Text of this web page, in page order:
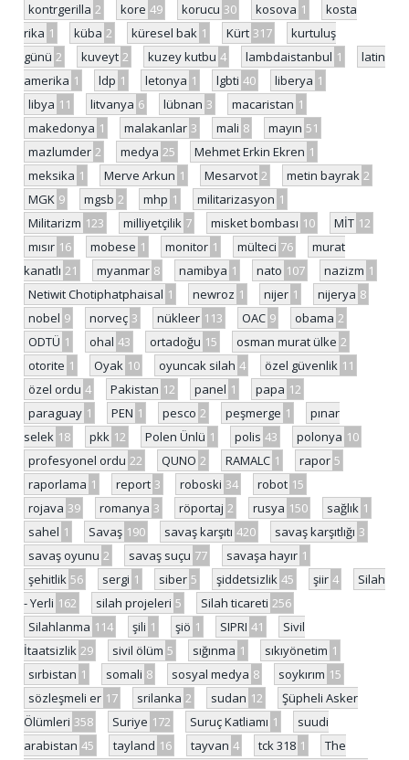
kontrgerilla 2 kore 49 korucu 30 kosova 1
kosta
rika 1 küba 2 küresel bak 1 Kürt 317
kurtuluş
günü 2 kuveyt 2 kuzey kutbu 4 lambdaistanbul 1
latin
amerika 1 ldp 1 letonya 1 lgbti 40 liberya 1
libya 11 litvanya 6 lübnan 3 macaristan 1
makedonya 1 malakanlar 3 mali 8 mayın 51
mazlumder 2 medya 25 Mehmet Erkin Ekren 1
meksika 1 Merve Arkun 1 Mesarvot 2 metin bayrak 2
MGK 9 mgsb 2 mhp 1 militarizasyon 1
Militarizm 123 milliyetçilik 7 misket bombası 10 MİT 12
mısır 16 mobese 1 monitor 1 mülteci 76
murat
kanatlı 21 myanmar 8 namibya 1 nato 107 nazizm 1
Netiwit Chotiphatphaisal 1 newroz 1 nijer 1 nijerya 8
nobel 9 norveç 3 nükleer 113 OAC 9 obama 2
ODTÜ 1 ohal 43 ortadoğu 15 osman murat ülke 2
otorite 1 Oyak 10 oyuncak silah 4 özel güvenlik 11
özel ordu 4 Pakistan 12 panel 1 papa 12
paraguay 1 PEN 1 pesco 2 peşmerge 1
pınar
selek 18 pkk 12 Polen Ünlü 1 polis 43 polonya 10
profesyonel ordu 22 QUNO 2 RAMALC 1 rapor 5
raporlama 1 report 3 roboski 34 robot 15
rojava 39 romanya 3 röportaj 2 rusya 150 sağlık 1
sahel 1 Savaş 190 savaş karşıtı 420 savaş karşıtlığı 3
savaş oyunu 2 savaş suçu 77 savaşa hayır 1
şehitlik 56 sergi 1 siber 5 şiddetsizlik 45 şiir 4
Silah
- Yerli 162 silah projeleri 5 Silah ticareti 256
Silahlanma 114 şili 1 şiö 1 SIPRI 41
Sivil
İtaatsizlik 29 sivil ölüm 5 sığınma 1 sıkıyönetim 1
sırbistan 1 somali 8 sosyal medya 8 soykırım 15
sözleşmeli er 17 srilanka 2 sudan 12
Şüpheli Asker
Ölümleri 358 Suriye 172 Suruç Katliamı 1
suudi
arabistan 45 tayland 16 tayvan 4 tck 318 1
The